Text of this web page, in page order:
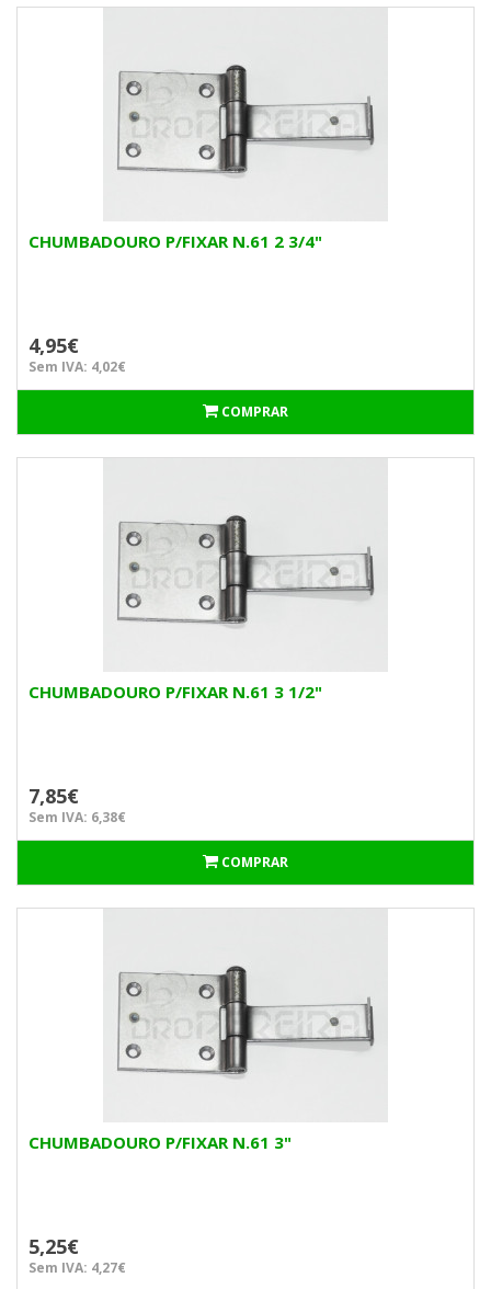
CHUMBADOURO P/FIXAR N.61 2 3/4"
4,95€
Sem IVA: 4,02€
COMPRAR
CHUMBADOURO P/FIXAR N.61 3 1/2"
7,85€
Sem IVA: 6,38€
COMPRAR
CHUMBADOURO P/FIXAR N.61 3"
5,25€
Sem IVA: 4,27€